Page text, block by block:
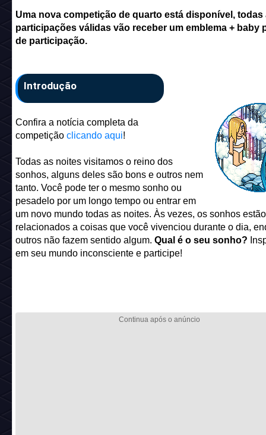
Uma nova competição de quarto está disponível, todas
participações válidas vão receber um emblema + baby
de participação.
Introdução
Confira a notícia completa da
competição clicando aqui!
Todas as noites visitamos o reino dos
sonhos, alguns deles são bons e outros nem
tanto. Você pode ter o mesmo sonho ou
pesadelo por um longo tempo ou entrar em
um novo mundo todas as noites. Às vezes, os sonhos estão
relacionados a coisas que você vivenciou durante o dia,
outros não fazem sentido algum. Qual é o seu sonho?
em seu mundo inconsciente e participe!